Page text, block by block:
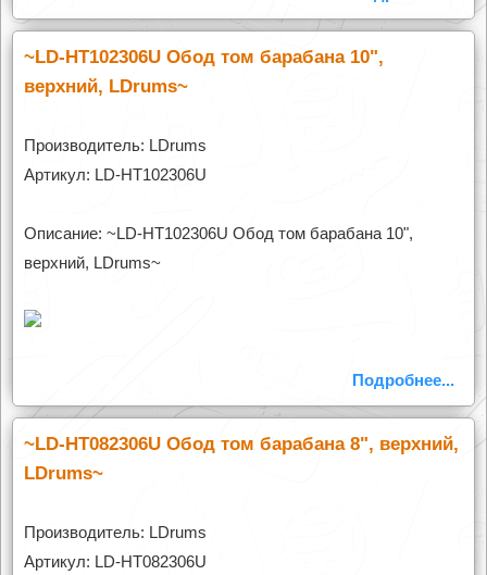
~LD-HT102306U Обод том барабана 10",
верхний, LDrums~
Производитель: LDrums
Артикул: LD-HT102306U
Описание: ~LD-HT102306U Обод том барабана 10",
верхний, LDrums~
Подробнее...
~LD-HT082306U Обод том барабана 8", верхний,
LDrums~
Производитель: LDrums
Артикул: LD-HT082306U